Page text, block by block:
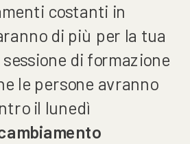
costanti in
di più per la tua
di formazione
le persone avranno
il lunedì